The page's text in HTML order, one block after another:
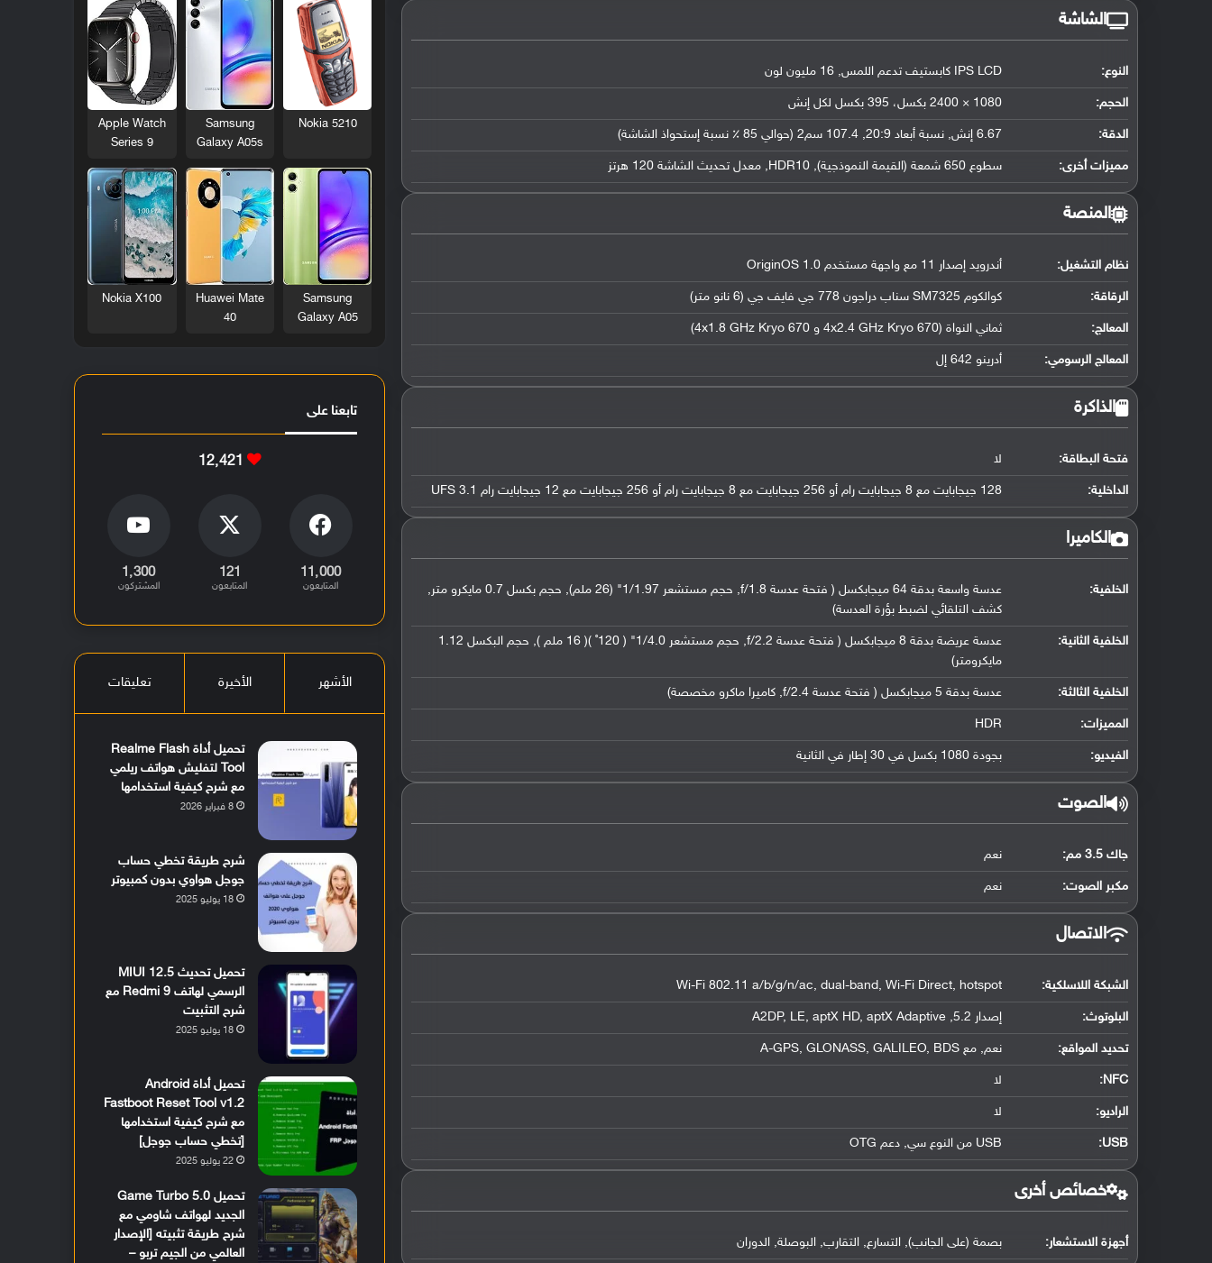
الشاشة
النوع: IPS LCD كابستيف تدعم اللمس, 16 مليون لون
الحجم: 1080 × 2400 بكسل، 395 بكسل لكل إنش
الدقة: 6.67 إنش, نسبة أبعاد 20:9, 107.4 سم2 (حوالي 85 ٪ نسبة إستحواذ الشاشة)
مميزات أخرى: سطوع 650 شمعة (القيمة النموذجية), HDR10, معدل تحديث الشاشة 120 هرتز
المنصة
نظام التشغيل: أندرويد إصدار 11 مع واجهة مستخدم OriginOS 1.0
الرقاقة: كوالكوم SM7325 سناب دراجون 778 جي فايف جي (6 نانو متر)
المعالج: ثماني النواة (4x2.4 GHz Kryo 670 و 4x1.8 GHz Kryo 670)
المعالج الرسومي: أدرينو 642 إل
الذاكرة
فتحة البطاقة: لا
الداخلية: 128 جيجابايت مع 8 جيجابايت رام أو 256 جيجابايت مع 8 جيجابايت رام أو 256 جيجابايت مع 12 جيجابايت رام UFS 3.1
الكاميرا
الخلفية:
عدسة واسعة بدقة 64 ميجابكسل ( فتحة عدسة f/1.8, حجم مستشعر 1/1.97" (26 ملم), حجم بكسل 0.7 مايكرو متر,
كشف التلقائي لضبط بؤرة العدسة)
الخلفية الثانية:
عدسة عريضة بدقة 8 ميجابكسل ( فتحة عدسة f/2.2, حجم مستشعر 1/4.0" ( 120˚ )( 16 ملم ), حجم البكسل 1.12
مايكرومتر)
الخلفية الثالثة: عدسة بدقة 5 ميجابكسل ( فتحة عدسة f/2.4, كاميرا ماكرو مخصصة)
المميزات: HDR
الفيديو: بجودة 1080 بكسل في 30 إطار في الثانية
الصوت
جاك 3.5 مم: نعم
مكبر الصوت: نعم
الاتصال
الشبكة اللاسلكية: Wi-Fi 802.11 a/b/g/n/ac, dual-band, Wi-Fi Direct, hotspot
البلوتوث: إصدار 5.2, A2DP, LE, aptX HD, aptX Adaptive
تحديد المواقع: نعم, مع A-GPS, GLONASS, GALILEO, BDS
NFC
: لا
الراديو: لا
USB
: USB من النوع سي, دعم OTG
خصائص أخرى
أجهزة الاستشعار: بصمة (على الجانب), التسارع, التقارب, البوصلة, الدوران
Nokia 5210
Samsung
Galaxy A05s
Apple Watch
Series 9
Samsung
Galaxy A05
Huawei Mate
40
Nokia X100
تابعنا على
12٬421
11٬000
المتابعون
121
المتابعون
1٬300
المشتركون
الأشهر الأخيرة تعليقات
تحميل أداة Realme Flash
Tool لتفليش هواتف ريلمي
مع شرح كيفية استخدامها
8 فبراير 2026
شرح طريقة تخطي حساب
جوجل هواوي بدون كمبيوتر
18 يوليو 2025
تحميل تحديث MIUI 12.5
الرسمي لهاتف Redmi 9 مع
شرح التثبيت
18 يوليو 2025
تحميل أداة Android
Fastboot Reset Tool v1.2
مع شرح كيفية استخدامها
[تخطي حساب جوجل]
22 يوليو 2025
تحميل Game Turbo 5.0
الجديد لهواتف شاومي مع
شرح طريقة تثبيته [الإصدار
العالمي من الجيم تربو –